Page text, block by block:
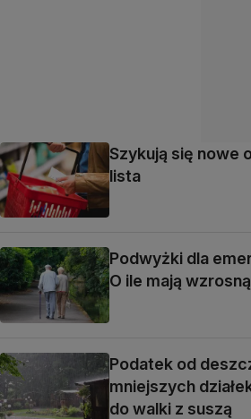
Szykują się nowe
lista
Podwyżki dla
O ile mają
Podatek od
mniejszych
do walki z suszą